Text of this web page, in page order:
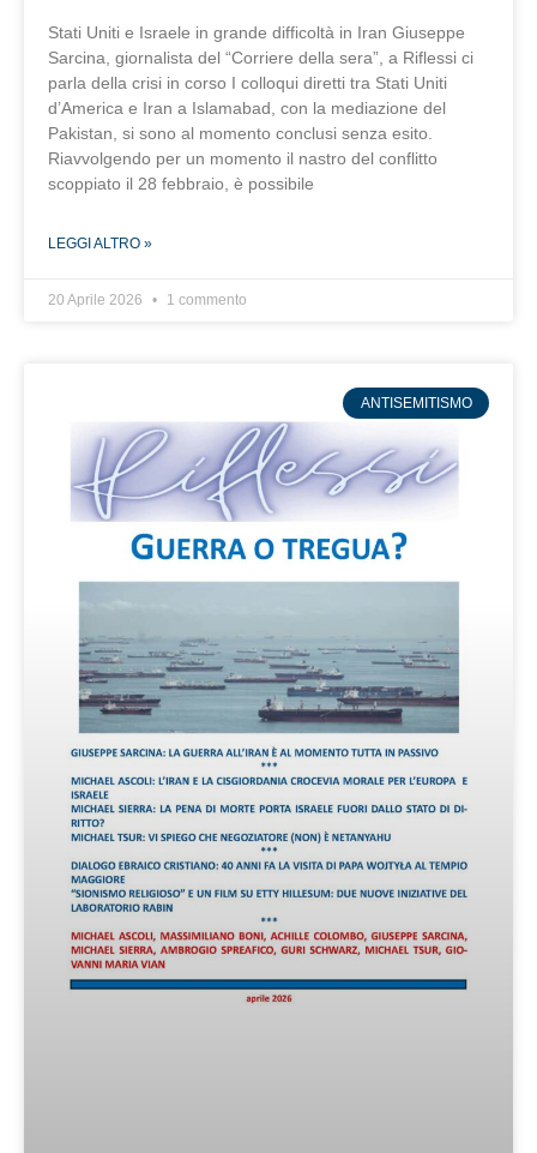
Stati Uniti e Israele in grande difficoltà in Iran Giuseppe
Sarcina, giornalista del “Corriere della sera”, a Riflessi ci
parla della crisi in corso I colloqui diretti tra Stati Uniti
d’America e Iran a Islamabad, con la mediazione del
Pakistan, si sono al momento conclusi senza esito.
Riavvolgendo per un momento il nastro del conflitto
scoppiato il 28 febbraio, è possibile
LEGGI ALTRO »
20 Aprile 2026 1 commento
ANTISEMITISMO